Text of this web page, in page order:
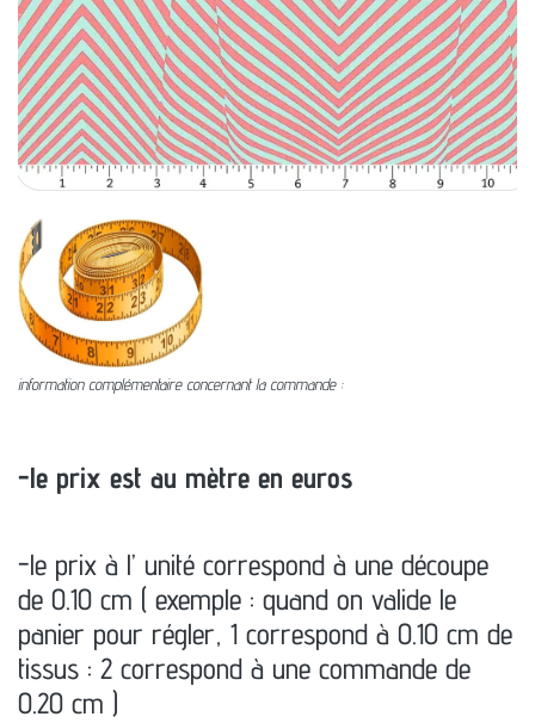
information complémentaire concernant la commande :
-le prix est au mètre en euros
-le prix à l’ unité correspond à une découpe
de 0.10 cm ( exemple : quand on valide le
panier pour régler, 1 correspond à 0.10 cm de
tissus : 2 correspond à une commande de
0.20 cm )